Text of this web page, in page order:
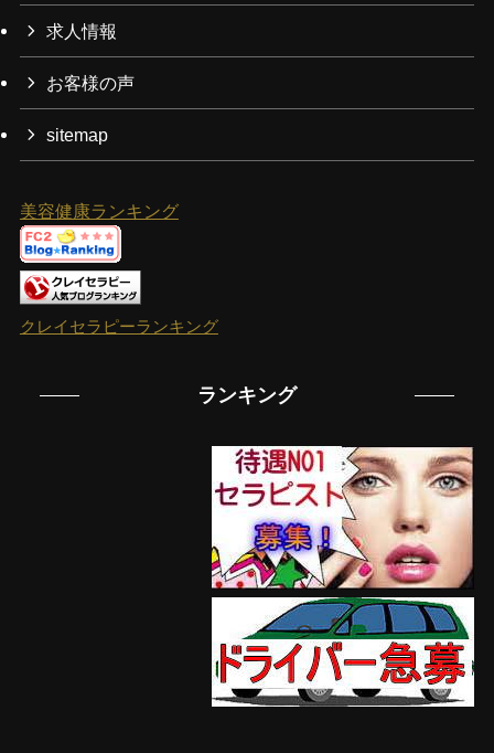
求人情報
お客様の声
sitemap
美容健康ランキング
クレイセラピーランキング
ランキング